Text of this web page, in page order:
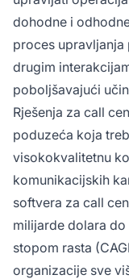
zadovoljstvo
automatska
glasovni
analitika i
dohodne i
proces
drugim
poboljšavajući
Rješenja za call
poduzeća koja
visokokvalitetnu
komunikacijskih
softvera za call
milijarde dolara
stopom rasta
organizacije sve